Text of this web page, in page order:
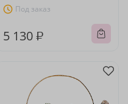
Под заказ
5 130 ₽